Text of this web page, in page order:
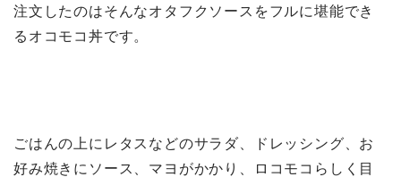
注文したのはそんなオタフクソースをフルに堪能でき
るオコモコ丼です。
ごはんの上にレタスなどのサラダ、ドレッシング、お
好み焼きにソース、マヨがかかり、ロコモコらしく目